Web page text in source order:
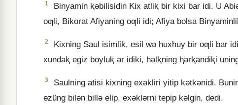
1
Binyamin ⱪǝbilisidin Kix atliⱪ bir kixi bar idi. U
oƣli, Bikorat Afiyaning oƣli idi; Afiya bolsa
2
Kixning Saul isimlik, esil wǝ huxhuy bir oƣli bar
xundaⱪ egiz boyluⱪ ǝr idiki, hǝlⱪning ⱨǝrⱪandiⱪi
3
Saulning atisi kixning exǝkliri yitip kǝtkǝnidi.
ɵzüng bilǝn billǝ elip, exǝklǝrni tepip kǝlgin, dedi.